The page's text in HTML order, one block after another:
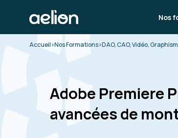
Nos
Accueil>Nos Formations>DAO, CAO, Vidéo,
Adobe Premiere
avancées de